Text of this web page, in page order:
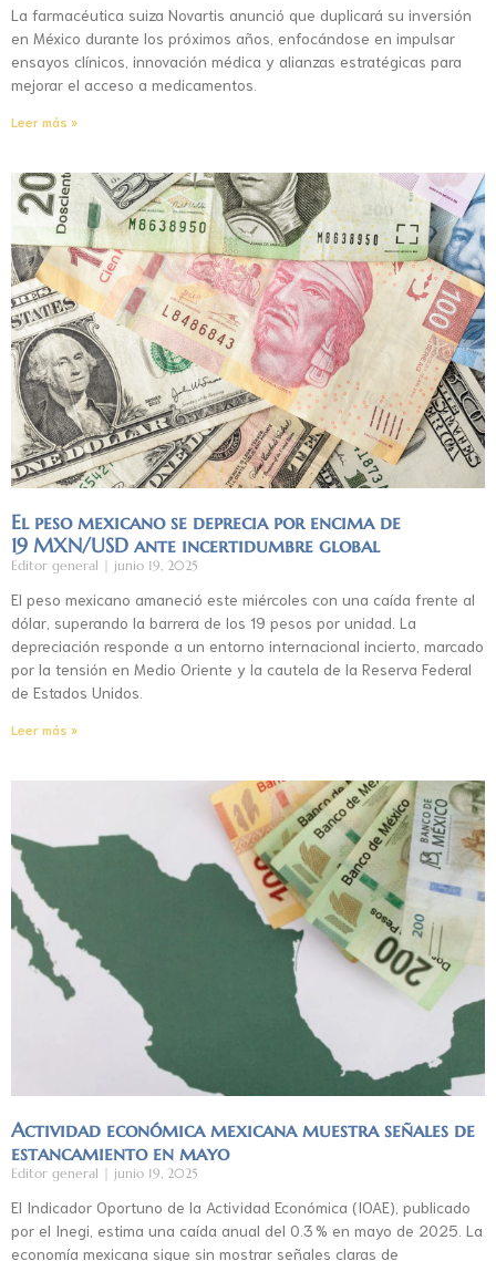
La farmacéutica suiza Novartis anunció que duplicará su inversión
en México durante los próximos años, enfocándose en impulsar
ensayos clínicos, innovación médica y alianzas estratégicas para
mejorar el acceso a medicamentos.
Leer más »
El peso mexicano se deprecia por encima de
19 MXN/USD ante incertidumbre global
Editor general junio 19, 2025
El peso mexicano amaneció este miércoles con una caída frente al
dólar, superando la barrera de los 19 pesos por unidad. La
depreciación responde a un entorno internacional incierto, marcado
por la tensión en Medio Oriente y la cautela de la Reserva Federal
de Estados Unidos.
Leer más »
Actividad económica mexicana muestra señales de
estancamiento en mayo
Editor general junio 19, 2025
El Indicador Oportuno de la Actividad Económica (IOAE), publicado
por el Inegi, estima una caída anual del 0.3 % en mayo de 2025. La
economía mexicana sigue sin mostrar señales claras de